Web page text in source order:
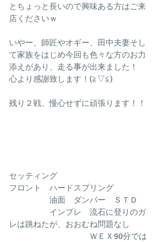
とちょっと長いので興味ある方はご来
店くださいｗ
いやー、師匠やオギー、田中夫妻そし
て家族をはじめ今回も色々な方のお力
添えがあり、走る事が出来ました！
心より感謝致します！(≧▽≦)
残り２戦、慢心せずに頑張ります！！
セッティング
フロント　ハードスプリング
油面　ダンパー　ＳＴＤ
インプレ　流石に登りのガ
レは跳ねたが、おおむね問題なし
ＷＥＸ90分では